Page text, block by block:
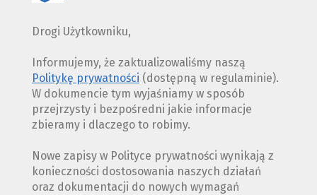
Drogi Użytkowniku,
Informujemy, że zaktualizowaliśmy naszą
Politykę prywatności (dostępną w regulaminie).
W dokumencie tym wyjaśniamy w sposób
przejrzysty i bezpośredni jakie informacje
zbieramy i dlaczego to robimy.
Nowe zapisy w Polityce prywatności wynikają z
konieczności dostosowania naszych działań
oraz dokumentacji do nowych wymagań